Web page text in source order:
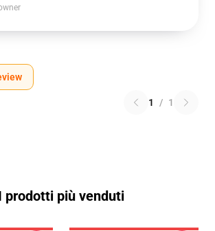
1 / 1
prodotti più venduti